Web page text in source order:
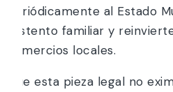
periódicamente al Estado
sustento familiar y
comercios locales.
Que esta pieza legal no